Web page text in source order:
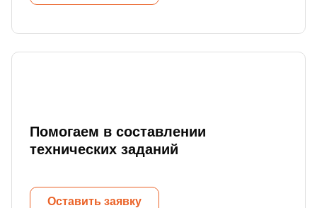
Помогаем в составлении
технических заданий
Оставить заявку